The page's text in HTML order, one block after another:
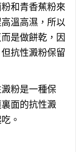
和青香蕉粉來
溫高濕，所以
是做餅乾，因
抗性澱粉保留
粉是一種保
面的抗性澱
。